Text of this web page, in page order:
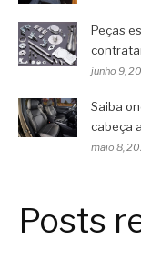
Peças
junho 9,
Saiba
cabeça
maio 8,
Posts